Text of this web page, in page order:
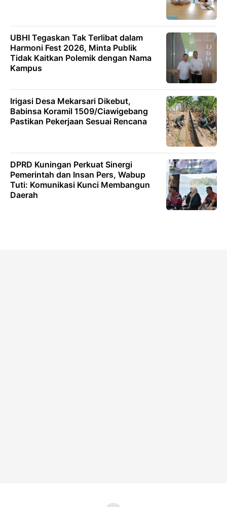
UBHI Tegaskan Tak Terlibat dalam
Harmoni Fest 2026, Minta Publik
Tidak Kaitkan Polemik dengan Nama
Kampus
Irigasi Desa Mekarsari Dikebut,
Babinsa Koramil 1509/Ciawigebang
Pastikan Pekerjaan Sesuai Rencana
DPRD Kuningan Perkuat Sinergi
Pemerintah dan Insan Pers, Wabup
Tuti: Komunikasi Kunci Membangun
Daerah